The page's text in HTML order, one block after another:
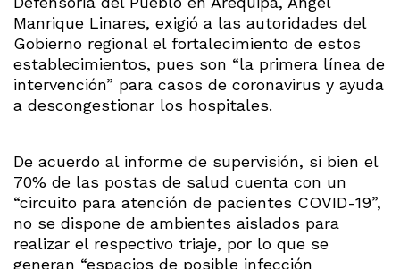
Manrique Linares, exigió a las autoridades del
Gobierno regional el fortalecimiento de estos
establecimientos, pues son “la primera línea de
intervención” para casos de coronavirus y ayuda
a descongestionar los hospitales.
De acuerdo al informe de supervisión, si bien el
70% de las postas de salud cuenta con un
“circuito para atención de pacientes COVID-19”,
no se dispone de ambientes aislados para
realizar el respectivo triaje, por lo que se
generan “espacios de posible infección